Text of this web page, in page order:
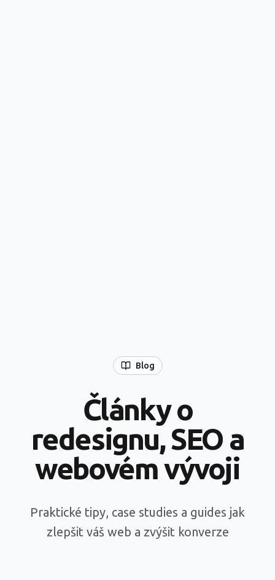
Blog
Články o
redesignu, SEO a
webovém vývoji
Praktické tipy, case studies a guides jak
zlepšit váš web a zvýšit konverze